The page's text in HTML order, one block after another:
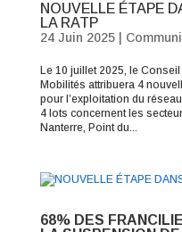
NOUVELLE ÉTAPE
LA RATP
24 Juin 2025|
Le 10 juillet 2025, le
Mobilités attribuera 4
pour l’exploitation du
4 lots concernent les
Nanterre, Point du...
68% DES